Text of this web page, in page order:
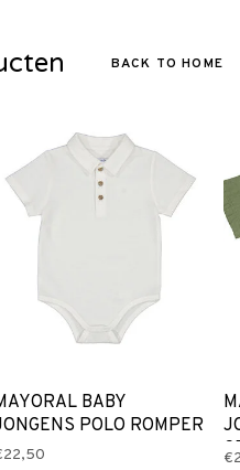
BACK TO HOME
BABY
POLO ROMPER